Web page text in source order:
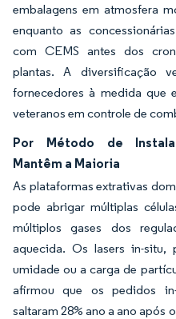
embalagens em atmosfera
enquanto as
com CEMS antes dos
plantas. A diversificação
fornecedores à medida que
veteranos em controle de
Por Método de
Mantêm a Maioria
As plataformas extrativas
pode abrigar múltiplas
múltiplos gases dos
aquecida. Os lasers in-situ,
umidade ou a carga de
afirmou que os pedidos
saltaram 28% ano a ano após